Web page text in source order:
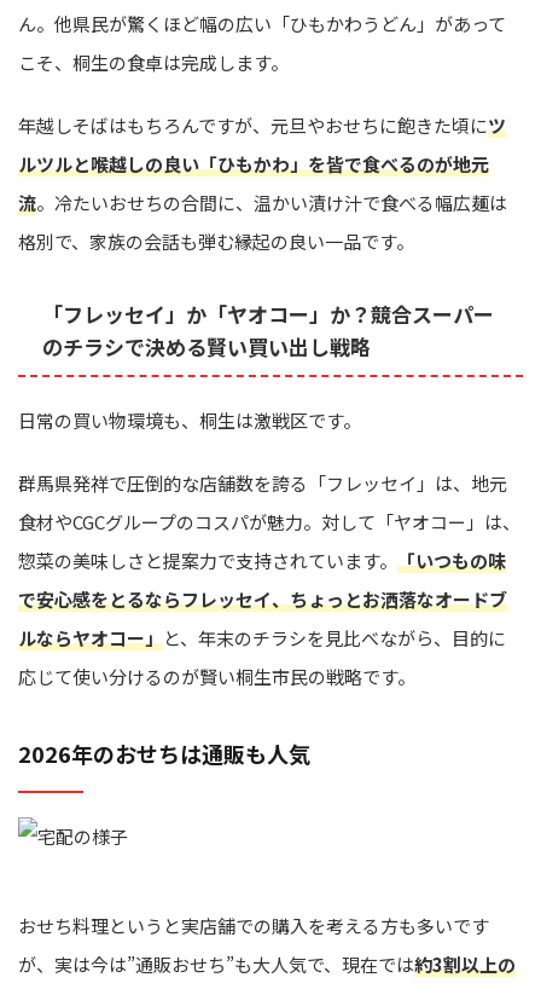
ん。他県民が驚くほど幅の広い「ひもかわうどん」があって
こそ、桐生の食卓は完成します。
年越しそばはもちろんですが、元旦やおせちに飽きた頃にツ
ルツルと喉越しの良い「ひもかわ」を皆で食べるのが地元
流。冷たいおせちの合間に、温かい漬け汁で食べる幅広麺は
格別で、家族の会話も弾む縁起の良い一品です。
「フレッセイ」か「ヤオコー」か？競合スーパー
のチラシで決める賢い買い出し戦略
日常の買い物環境も、桐生は激戦区です。
群馬県発祥で圧倒的な店舗数を誇る「フレッセイ」は、地元
食材やCGCグループのコスパが魅力。対して「ヤオコー」は、
惣菜の美味しさと提案力で支持されています。 「いつもの味
で安心感をとるならフレッセイ、ちょっとお洒落なオードブ
ルならヤオコー」と、年末のチラシを見比べながら、目的に
応じて使い分けるのが賢い桐生市民の戦略です。
2026年のおせちは通販も人気
おせち料理というと実店舗での購入を考える方も多いです
が、実は今は”通販おせち”も大人気で、現在では約3割以上の